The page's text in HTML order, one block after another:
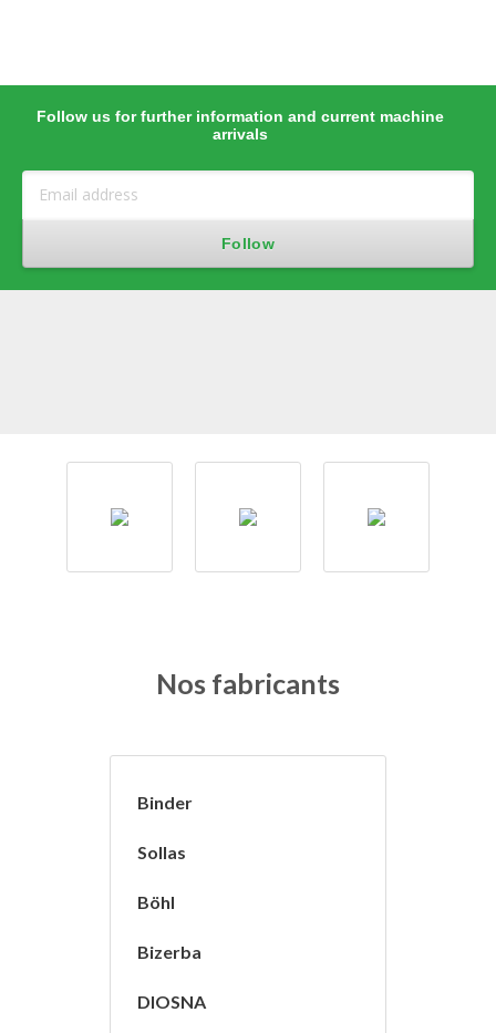
Follow us for further information and current machine
arrivals
Nos fabricants
Binder
Sollas
Böhl
Bizerba
DIOSNA